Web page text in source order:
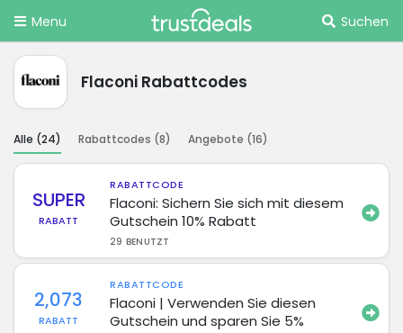
Menu Suchen
Flaconi Rabattcodes
Alle (24) Rabattcodes (8) Angebote (16)
SUPER
RABATT
RABATTCODE
Flaconi: Sichern Sie sich mit diesem
Gutschein 10% Rabatt
29 BENUTZT
2,073
RABATT
RABATTCODE
Flaconi | Verwenden Sie diesen
Gutschein und sparen Sie 5%